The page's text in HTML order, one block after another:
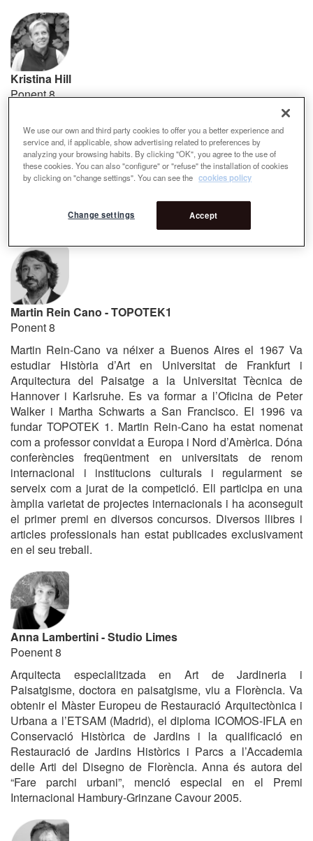
Kristina Hill
Ponent 8
Kristina Hill va rebre el seu títol de doctorat a la Universitat
de Harvard. És professora associada a la Universitat de
California, Berkeley. La seva feina es basa en la dinàmica
ecològica urbana en relació amb el disseny físic i el
comportament social. Fou membra honorífica de l’Urban
investigacions a Estocolm, Suècia, com a becària
Martin Rein Cano - TOPOTEK1
Ponent 8
Martin Rein-Cano va néixer a Buenos Aires el 1967 Va
estudiar Història d’Art en Universitat de Frankfurt i
Arquitectura del Paisatge a la Universitat Tècnica de
Hannover i Karlsruhe. Es va formar a l’Oficina de Peter
Walker i Martha Schwarts a San Francisco. El 1996 va
fundar TOPOTEK 1. Martin Rein-Cano ha estat nomenat
com a professor convidat a Europa i Nord d’Amèrica. Dóna
conferències freqüentment en universitats de renom
internacional i institucions culturals i regularment se
serveix com a jurat de la competició. Ell participa en una
àmplia varietat de projectes internacionals i ha aconseguit
el primer premi en diversos concursos. Diversos llibres i
articles professionals han estat publicades exclusivament
en el seu treball.
Anna Lambertini - Studio Limes
Poenent 8
Arquitecta especialitzada en Art de Jardineria i
Paisatgisme, doctora en paisatgisme, viu a Florència. Va
obtenir el Màster Europeu de Restauració Arquitectònica i
Urbana a l’ETSAM (Madrid), el diploma ICOMOS-IFLA en
Conservació Històrica de Jardins i la qualificació en
Restauració de Jardins Històrics i Parcs a l’Accademia
delle Arti del Disegno de Florència. Anna és autora del
“Fare parchi urbani”, menció especial en el Premi
Internacional Hambury-Grinzane Cavour 2005.
We use our own and third party cookies to offer you a better experience and
service and, if applicable, show advertising related to preferences by
analyzing your browsing habits. By clicking "OK", you agree to the use of
these cookies. You can also "configure" or "refuse" the installation of cookies
by clicking on "change settings". You can see the cookies policy
Accept
Change settings